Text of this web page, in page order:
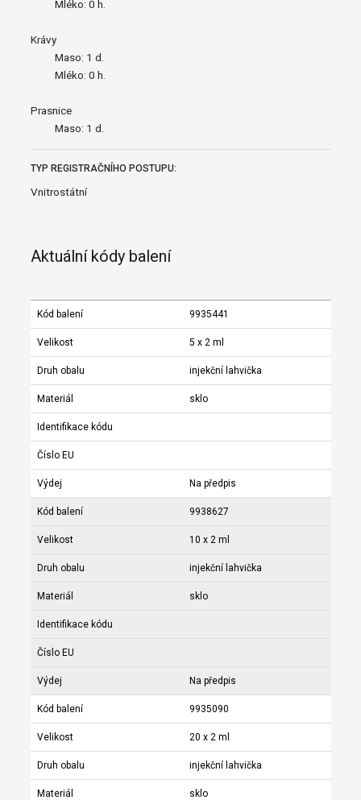
Mléko: 0 h.
Krávy
Maso: 1 d.
Mléko: 0 h.
Prasnice
Maso: 1 d.
TYP REGISTRAČNÍHO POSTUPU:
Vnitrostátní
Aktuální kódy balení
Kód balení 9935441
Velikost 5 x 2 ml
Druh obalu injekční lahvička
Materiál sklo
Identifikace kódu
Číslo EU
Výdej Na předpis
Kód balení 9938627
Velikost 10 x 2 ml
Druh obalu injekční lahvička
Materiál sklo
Identifikace kódu
Číslo EU
Výdej Na předpis
Kód balení 9935090
Velikost 20 x 2 ml
Druh obalu injekční lahvička
Materiál sklo